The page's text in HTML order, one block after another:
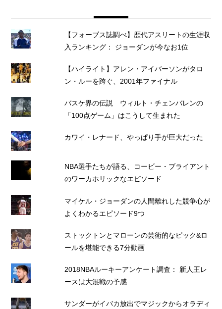
【フォーブス誌調べ】歴代アスリートの生涯収
入ランキング： ジョーダンが今なお1位
【ハイライト】アレン・アイバーソンがタロ
ン・ルーを跨ぐ、2001年ファイナル
バスケ界の伝説 ウィルト・チェンバレンの
「100点ゲーム」はこうして生まれた
カワイ・レナード、やっぱり手が巨大だった
NBA選手たちが語る、コービー・ブライアント
のワーカホリックなエピソード
マイケル・ジョーダンの人間離れした競争心が
よくわかるエピソード9つ
ストックトンとマローンの芸術的なピック&ロ
ールを堪能できる7分動画
2018NBAルーキーアンケート調査： 新人王レ
ースは大混戦の予感
サンダーがイバカ放出でマジックからオラディ